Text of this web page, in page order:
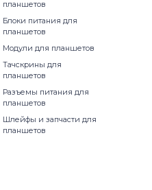
планшетов
Блоки питания для
планшетов
Модули для планшетов
Тачскрины для
планшетов
Разъемы питания для
планшетов
Шлейфы и запчасти для
планшетов